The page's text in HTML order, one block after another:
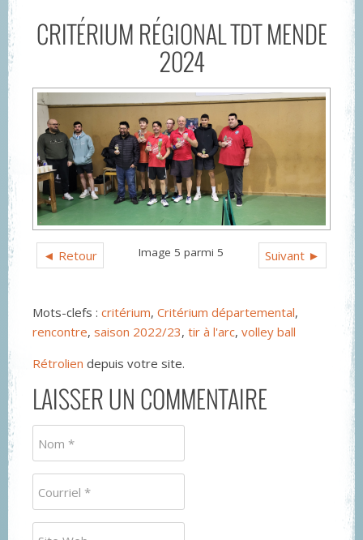
CRITÉRIUM RÉGIONAL TDT MENDE
2024
◄ Retour Suivant ►
Image 5 parmi 5
Mots-clefs : critérium, Critérium départemental,
rencontre, saison 2022/23, tir à l'arc, volley ball
Rétrolien depuis votre site.
LAISSER UN COMMENTAIRE